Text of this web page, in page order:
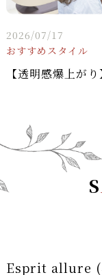
2026/07/17
おすすめスタイル
S
Esprit allure (